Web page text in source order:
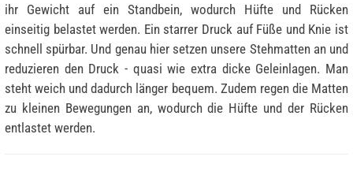
ihr Gewicht auf ein Standbein, wodurch Hüfte und Rücken
einseitig belastet werden. Ein starrer Druck auf Füße und Knie ist
schnell spürbar. Und genau hier setzen unsere Stehmatten an und
reduzieren den Druck - quasi wie extra dicke Geleinlagen. Man
steht weich und dadurch länger bequem. Zudem regen die Matten
zu kleinen Bewegungen an, wodurch die Hüfte und der Rücken
entlastet werden.